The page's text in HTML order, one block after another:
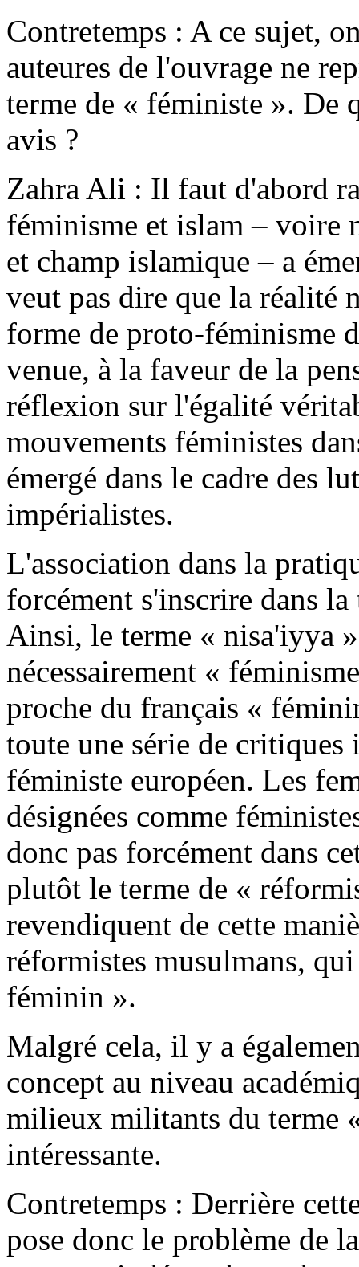
Contretemps : A ce sujet,
auteures de l'ouvrage ne
terme de « féministe ». De
avis ?
Zahra Ali : Il faut d'abord
féminisme et islam – voire
et champ islamique – a
veut pas dire que la réalité
forme de proto-féminisme
venue, à la faveur de la
réflexion sur l'égalité
mouvements féministes
émergé dans le cadre des
impérialistes.
L'association dans la
forcément s'inscrire dans
Ainsi, le terme « nisa'iyya
nécessairement «
proche du français «
toute une série de
féministe européen. Les
désignées comme
donc pas forcément dans
plutôt le terme de «
revendiquent de cette
réformistes musulmans,
féminin ».
Malgré cela, il y a
concept au niveau
milieux militants du terme
intéressante.
Contretemps : Derrière
pose donc le problème de